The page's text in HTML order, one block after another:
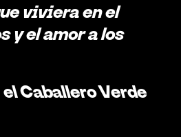
viviera en el
y el amor a los
Caballero Verde